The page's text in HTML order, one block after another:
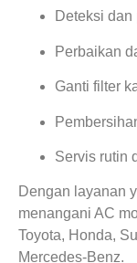
Deteksi
Perbaikan
Ganti filter
Servis rutin
Dengan layanan
menangani AC
Toyota, Honda,
Mercedes-Benz.